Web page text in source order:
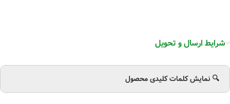
شرایط ارسال و تحویل
🔍 نمایش کلمات کلیدی محصول